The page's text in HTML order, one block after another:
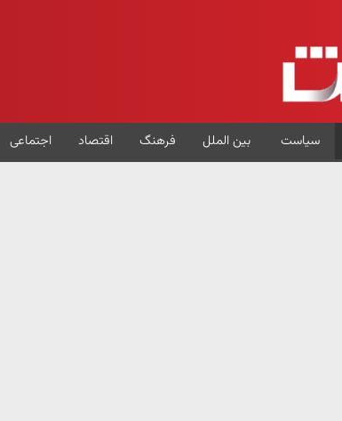
سیاست بین الملل فرهنگ اقتصاد اجتماعی